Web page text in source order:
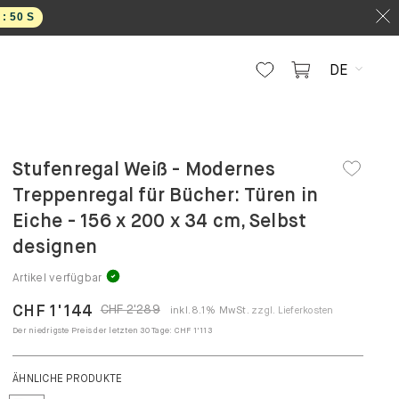
:49 S
DE
Stufenregal Weiß - Modernes
Treppenregal für Bücher: Türen in
Eiche - 156 x 200 x 34 cm, Selbst
designen
Artikel verfügbar
CHF 2'289
CHF 1'144 inkl. 8.1% MwSt. zzgl. Lieferkosten
Der niedrigste Preis der letzten 30 Tage: CHF 1'113
ÄHNLICHE PRODUKTE